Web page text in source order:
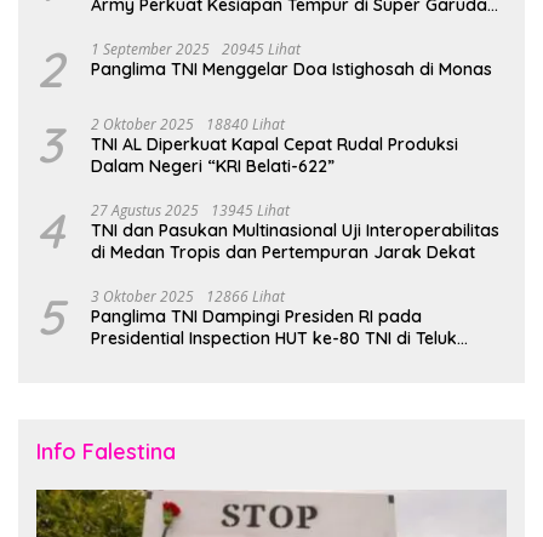
Army Perkuat Kesiapan Tempur di Super Garuda
2 1 September 2025 20945 Lihat
Panglima TNI Menggelar Doa Istighosah di Monas
3 2 Oktober 2025 18840 Lihat
TNI AL Diperkuat Kapal Cepat Rudal Produksi
Dalam Negeri “KRI Belati-622”
4 27 Agustus 2025 13945 Lihat
TNI dan Pasukan Multinasional Uji Interoperabilitas
di Medan Tropis dan Pertempuran Jarak Dekat
5 3 Oktober 2025 12866 Lihat
Panglima TNI Dampingi Presiden RI pada
Presidential Inspection HUT ke-80 TNI di Teluk
Info Falestina